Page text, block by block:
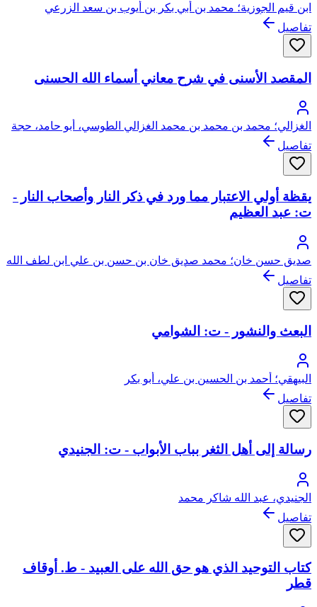
ابن قيم الجوزية؛ محمد بن أبي بكر بن أيوب بن سعد الزرعي
الدمشقي، أبو عبد الله، شمس الدين
تفاصيل
المقصد الأسنى في شرح معاني أسماء الله الحسنى
الغزالي؛ محمد بن محمد بن محمد الغزالي الطوسي، أبو حامد، حجة
الإسلام
تفاصيل
يقظة أولي الاعتبار مما ورد في ذكر النار وأصحاب النار -
ت: عبد العظيم
صديق حسن خان؛ محمد صديق خان بن حسن بن علي ابن لطف الله
الحسيني البخاري القنوجي، أبو الطيب
تفاصيل
البعث والنشور - ت: الشوامي
البيهقي؛ أحمد بن الحسين بن علي، أبو بكر
تفاصيل
رسالة إلى أهل الثغر بباب الأبواب - ت: الجنيدي
الجنيدي، عبد الله شاكر محمد
تفاصيل
كتاب التوحيد الذي هو حق الله على العبيد - ط. أوقاف
قطر